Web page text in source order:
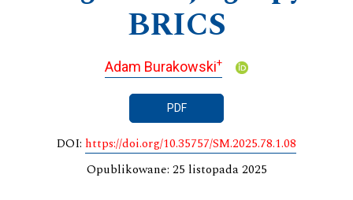
BRICS
Adam Burakowski+
PDF
DOI: https://doi.org/10.35757/SM.2025.78.1.08
Opublikowane: 25 listopada 2025